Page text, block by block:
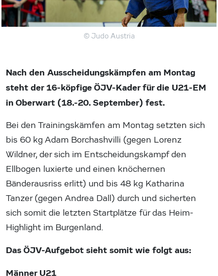
© Judo Austria
Nach den Ausscheidungskämpfen am Montag
steht der 16-köpfige ÖJV-Kader für die U21-EM
in Oberwart (18.-20. September) fest.
Bei den Trainingskämfen am Montag setzten sich
bis 60 kg Adam Borchashvilli (gegen Lorenz
Wildner, der sich im Entscheidungskampf den
Ellbogen luxierte und einen knöchernen
Bänderausriss erlitt) und bis 48 kg Katharina
Tanzer (gegen Andrea Dall) durch und sicherten
sich somit die letzten Startplätze für das Heim-
Highlight im Burgenland.
Das ÖJV-Aufgebot sieht somit wie folgt aus:
Männer U21